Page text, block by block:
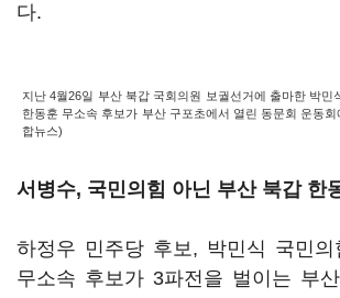
다.
지난 4월26일 부산 북갑 국회의원 보궐선거에 출마한 박민
한동훈 무소속 후보가 부산 구포초에서 열린 동문회 운동
합뉴스)
서병수, 국민의힘 아닌 부산 북갑 한
하정우 민주당 후보, 박민식 국민
무소속 후보가 3파전을 벌이는 부